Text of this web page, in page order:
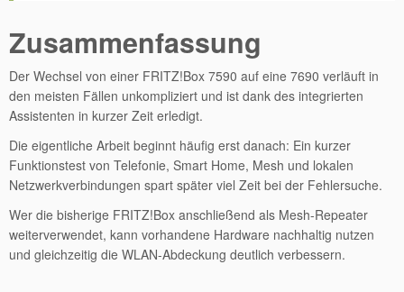
Zusammenfassung
Der Wechsel von einer FRITZ!Box 7590 auf eine 7690 verläuft in
den meisten Fällen unkompliziert und ist dank des integrierten
Assistenten in kurzer Zeit erledigt.
Die eigentliche Arbeit beginnt häufig erst danach: Ein kurzer
Funktionstest von Telefonie, Smart Home, Mesh und lokalen
Netzwerkverbindungen spart später viel Zeit bei der Fehlersuche.
Wer die bisherige FRITZ!Box anschließend als Mesh-Repeater
weiterverwendet, kann vorhandene Hardware nachhaltig nutzen
und gleichzeitig die WLAN-Abdeckung deutlich verbessern.